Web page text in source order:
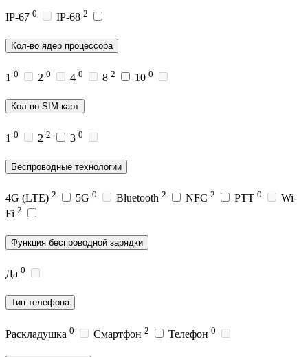
IP-67 0 IP-68 2
Кол-во ядер процессора
1 0 2 0 4 0 8 2 10 0
Кол-во SIM-карт
1 0 2 2 3 0
Беспроводные технологии
4G (LTE) 2 5G 0 Bluetooth 2 NFC 2 PTT 0
Wi-
Fi 2
Функция беспроводной зарядки
Да 0
Тип телефона
Раскладушка 0 Смартфон 2 Телефон 0